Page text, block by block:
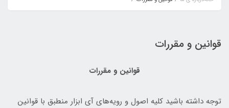
قوانین و مقررات
قوانین و مقررات
توجه داشته باشید کلیه اصول و رویه‏‌های آی ابزار منطبق با قوانین